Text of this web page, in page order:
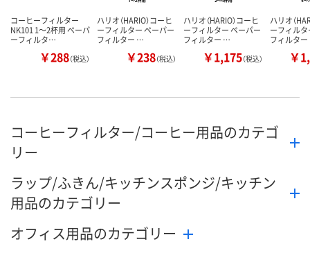
コーヒーフィルター
NK101 1～2杯用 ペーパ
ーフィルタ…
￥288（税込）
ハリオ（HARIO）コーヒ
ーフィルター ペーパー
フィルター …
￥238（税込）
ハリオ（HARIO）コーヒ
ーフィルター ペーパー
フィルター …
￥1,175（税込）
ハリオ（
ーフィル
フィルタ
￥
コーヒーフィルター/コーヒー用品のカテゴ
リー
ラップ/ふきん/キッチンスポンジ/キッチン
用品のカテゴリー
オフィス用品のカテゴリー